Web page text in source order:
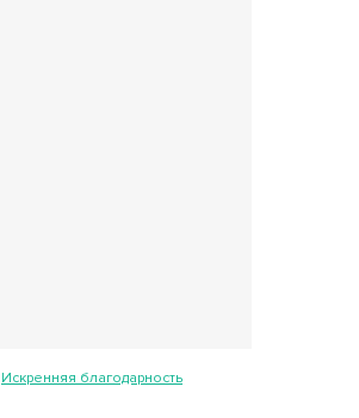
Искренняя благодарность